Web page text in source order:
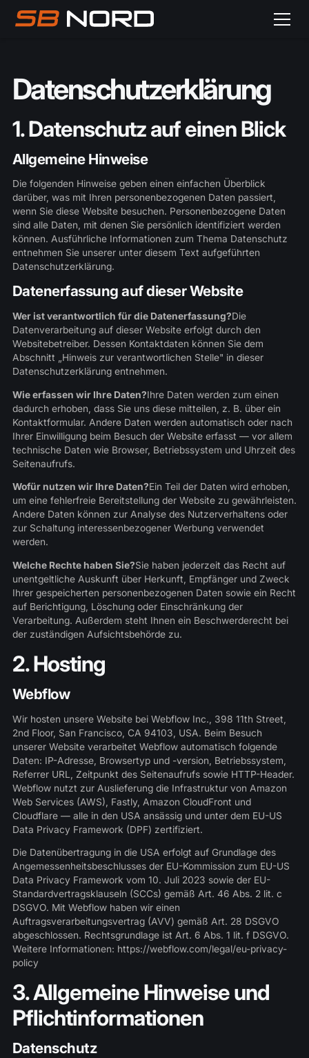
Datenschutzerklärung
1. Datenschutz auf einen Blick
Allgemeine Hinweise
Die folgenden Hinweise geben einen einfachen Überblick
darüber, was mit Ihren personenbezogenen Daten passiert,
wenn Sie diese Website besuchen. Personenbezogene Daten
sind alle Daten, mit denen Sie persönlich identifiziert werden
können. Ausführliche Informationen zum Thema Datenschutz
entnehmen Sie unserer unter diesem Text aufgeführten
Datenschutzerklärung.
Datenerfassung auf dieser Website
Wer ist verantwortlich für die Datenerfassung?Die
Datenverarbeitung auf dieser Website erfolgt durch den
Websitebetreiber. Dessen Kontaktdaten können Sie dem
Abschnitt „Hinweis zur verantwortlichen Stelle" in dieser
Datenschutzerklärung entnehmen.
Wie erfassen wir Ihre Daten?Ihre Daten werden zum einen
dadurch erhoben, dass Sie uns diese mitteilen, z. B. über ein
Kontaktformular. Andere Daten werden automatisch oder nach
Ihrer Einwilligung beim Besuch der Website erfasst — vor allem
technische Daten wie Browser, Betriebssystem und Uhrzeit des
Seitenaufrufs.
Wofür nutzen wir Ihre Daten?Ein Teil der Daten wird erhoben,
um eine fehlerfreie Bereitstellung der Website zu gewährleisten.
Andere Daten können zur Analyse des Nutzerverhaltens oder
zur Schaltung interessenbezogener Werbung verwendet
werden.
Welche Rechte haben Sie?Sie haben jederzeit das Recht auf
unentgeltliche Auskunft über Herkunft, Empfänger und Zweck
Ihrer gespeicherten personenbezogenen Daten sowie ein Recht
auf Berichtigung, Löschung oder Einschränkung der
Verarbeitung. Außerdem steht Ihnen ein Beschwerderecht bei
der zuständigen Aufsichtsbehörde zu.
2. Hosting
Webflow
Wir hosten unsere Website bei Webflow Inc., 398 11th Street,
2nd Floor, San Francisco, CA 94103, USA. Beim Besuch
unserer Website verarbeitet Webflow automatisch folgende
Daten: IP-Adresse, Browsertyp und -version, Betriebssystem,
Referrer URL, Zeitpunkt des Seitenaufrufs sowie HTTP-Header.
Webflow nutzt zur Auslieferung die Infrastruktur von Amazon
Web Services (AWS), Fastly, Amazon CloudFront und
Cloudflare — alle in den USA ansässig und unter dem EU-US
Data Privacy Framework (DPF) zertifiziert.
Die Datenübertragung in die USA erfolgt auf Grundlage des
Angemessenheitsbeschlusses der EU-Kommission zum EU-US
Data Privacy Framework vom 10. Juli 2023 sowie der EU-
Standardvertragsklauseln (SCCs) gemäß Art. 46 Abs. 2 lit. c
DSGVO. Mit Webflow haben wir einen
Auftragsverarbeitungsvertrag (AVV) gemäß Art. 28 DSGVO
abgeschlossen. Rechtsgrundlage ist Art. 6 Abs. 1 lit. f DSGVO.
Weitere Informationen: https://webflow.com/legal/eu-privacy-
policy
3. Allgemeine Hinweise und
Pflichtinformationen
Datenschutz